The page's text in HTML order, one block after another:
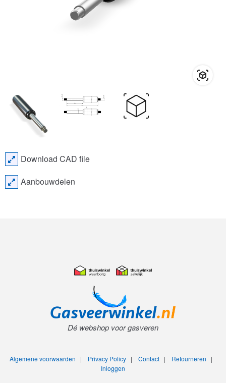
Download CAD file
Aanbouwdelen
Dé webshop voor gasveren
Algemene voorwaarden | Privacy Policy| Contact| Retourneren |
Inloggen